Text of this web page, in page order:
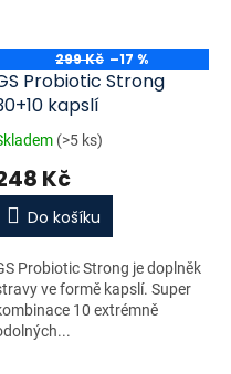
299 Kč –17 %
Probiotic Strong
kapslí
(>5 ks)
Kč
Do košíku
Probiotic Strong je doplněk
ve formě kapslí. Super
10 extrémně